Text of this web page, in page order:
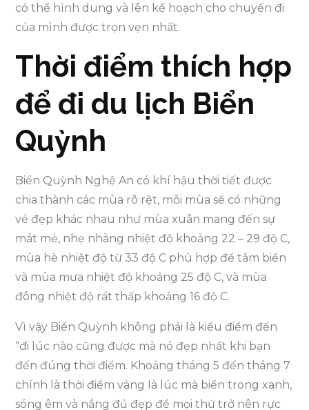
có thể hình dung và lên kế hoạch cho chuyến đi
của mình được trọn vẹn nhất.
Thời điểm thích hợp
để đi du lịch Biển
Quỳnh
Biển Quỳnh Nghệ An có khí hậu thời tiết được
chia thành các mùa rõ rệt, mỗi mùa sẽ có những
vẻ đẹp khác nhau như mùa xuân mang đến sự
mát mẻ, nhẹ nhàng nhiệt độ khoảng 22 – 29 độ C,
mùa hè nhiệt độ từ 33 độ C phù hợp để tắm biển
và mùa mưa nhiệt độ khoảng 25 độ C, và mùa
đông nhiệt độ rất thấp khoảng 16 độ C.
Vì vậy Biển Quỳnh không phải là kiểu điểm đến
“đi lúc nào cũng được mà nó đẹp nhất khi bạn
đến đúng thời điểm. Khoảng tháng 5 đến tháng 7
chính là thời điểm vàng là lúc mà biển trong xanh,
sóng êm và nắng đủ đẹp để mọi thứ trở nên rực